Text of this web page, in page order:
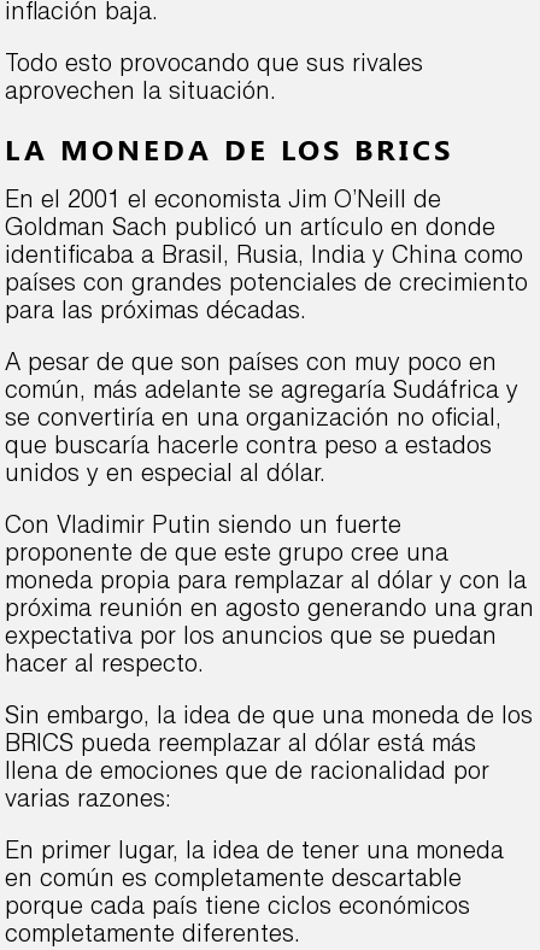
inflación baja.
Todo esto provocando que sus rivales
aprovechen la situación.
LA MONEDA DE LOS BRICS
En el 2001 el economista Jim O’Neill de
Goldman Sach publicó un artículo en donde
identificaba a Brasil, Rusia, India y China como
países con grandes potenciales de crecimiento
para las próximas décadas.
A pesar de que son países con muy poco en
común, más adelante se agregaría Sudáfrica y
se convertiría en una organización no oficial,
que buscaría hacerle contra peso a estados
unidos y en especial al dólar.
Con Vladimir Putin siendo un fuerte
proponente de que este grupo cree una
moneda propia para remplazar al dólar y con la
próxima reunión en agosto generando una gran
expectativa por los anuncios que se puedan
hacer al respecto.
Sin embargo, la idea de que una moneda de los
BRICS pueda reemplazar al dólar está más
llena de emociones que de racionalidad por
varias razones:
En primer lugar, la idea de tener una moneda
en común es completamente descartable
porque cada país tiene ciclos económicos
completamente diferentes.